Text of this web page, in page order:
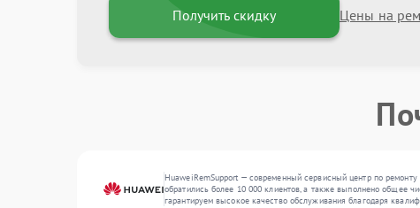
Получить скидку Цены на
HuaweiRemSupport — современный сервисный центр по
обратились более 10 000 клиентов, а также выполнено общее
гарантируем высокое качество обслуживания благодаря